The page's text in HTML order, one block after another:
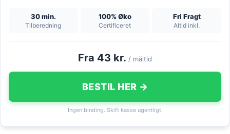
30 min.
Tilberedning
100% Øko
Certificeret
Fri Fragt
Altid inkl.
Fra 43 kr. / måltid
BESTIL HER →
Ingen binding. Skift kasse ugentligt.